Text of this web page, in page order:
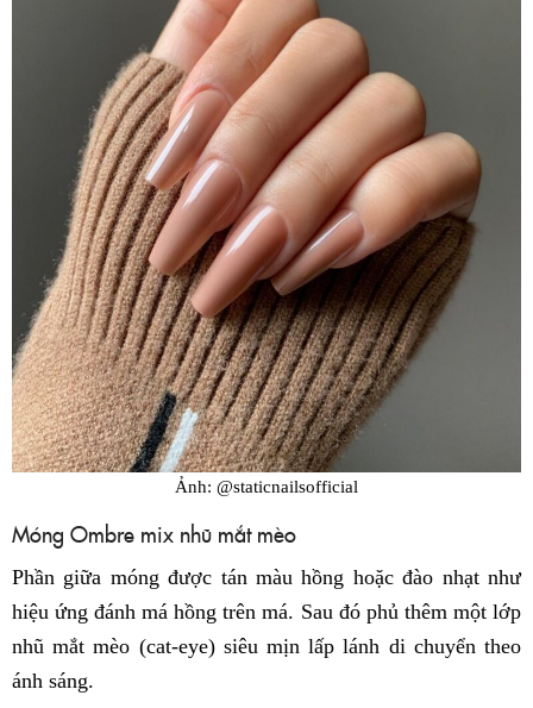
Ảnh: @staticnailsofficial
Móng Ombre mix nhũ mắt mèo
Phần giữa móng được tán màu hồng hoặc đào nhạt như
hiệu ứng đánh má hồng trên má. Sau đó phủ thêm một lớp
nhũ mắt mèo (cat-eye) siêu mịn lấp lánh di chuyển theo
ánh sáng.